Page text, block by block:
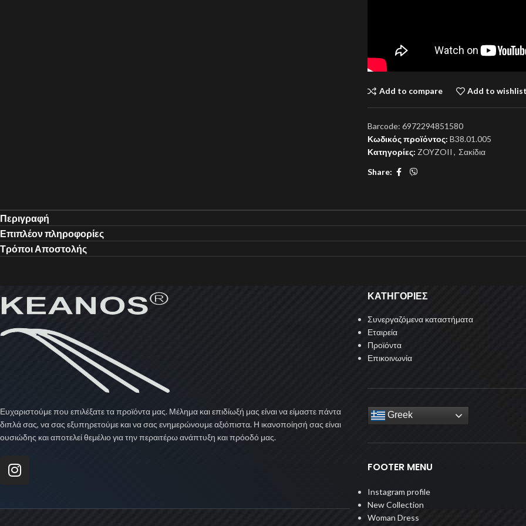
Add to compare Add to
Barcode: 6972294851580
Κωδικός προϊόντος: B38.01.005
Κατηγορίες: ZOYZOII , Σακίδια
Share:
Περιγραφή
Επιπλέον πληροφορίες
Τρόποι Αποστολής
Ευχαριστούμε που επιλέξατε τα προϊόντα μας. Μέλημα και επιδίωξή μας είναι να είμαστε πάντα
διπλά σας, να σας εξυπηρετούμε και να σας ενημερώνουμε αξιόπιστα. Η ικανοποίησή σας είναι
ουσιώδης και αποτελεί θεμέλιο για την περαιτέρω ανάπτυξη και πρόοδό μας.
ΚΑΤΗΓΟΡΙΕΣ
Συνεργαζόμενα καταστήματα
Εταιρεία
Προϊόντα
Επικοινωνία
Greek
FOOTER MENU
Instagram profile
New Collection
Woman Dress